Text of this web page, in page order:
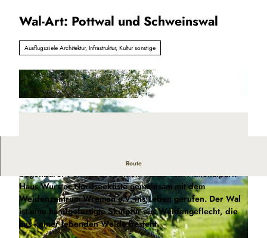
Wal-Art: Pottwal und Schweinswal
Ausflugsziele Architektur, Infrastruktur, Kultur sonstige
Route
Seit August 2024 steht in Wremen ein acht Meter langer
begehbarer Pottwal. Die Aktion wurde vom Nationalpark-
Haus Wurster Nordseeküste gemeinsam mit dem
Weidenzentrum Wremen e.V. ins Leben gerufen. Der Wal
ist eine handgefertigte Skulptur aus Weidengeflecht, die
aus keiner lebenden Weide besteht.